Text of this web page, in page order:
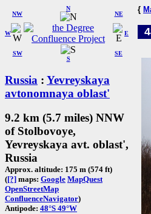
W
NW
N
NE
SW
S
SE
E
Russia : Yevreyskaya
avtonomnaya oblast'
9.2 km (5.7 miles) NNW
of Stolbovoye,
Yevreyskaya avt. oblast',
Russia
Approx. altitude: 175 m (574 ft)
([?] maps: Google MapQuest
OpenStreetMap
ConfluenceNavigator)
Antipode: 48°S 49°W
{